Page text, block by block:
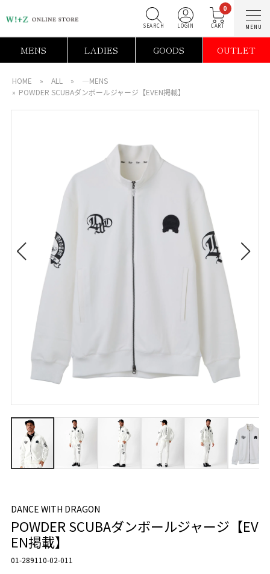
0
MENS LADIES GOODS OUTLET
HOME » ALL »
―MENS
» POWDER SCUBAダンボールジャージ【EVEN掲載】
DANCE WITH DRAGON
POWDER SCUBAダンボールジャージ【EV
EN掲載】
01-289110-02-011